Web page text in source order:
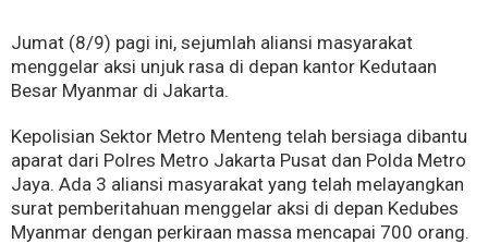
Jumat (8/9) pagi ini, sejumlah aliansi masyarakat
menggelar aksi unjuk rasa di depan kantor Kedutaan
Besar Myanmar di Jakarta.
Kepolisian Sektor Metro Menteng telah bersiaga dibantu
aparat dari Polres Metro Jakarta Pusat dan Polda Metro
Jaya. Ada 3 aliansi masyarakat yang telah melayangkan
surat pemberitahuan menggelar aksi di depan Kedubes
Myanmar dengan perkiraan massa mencapai 700 orang.